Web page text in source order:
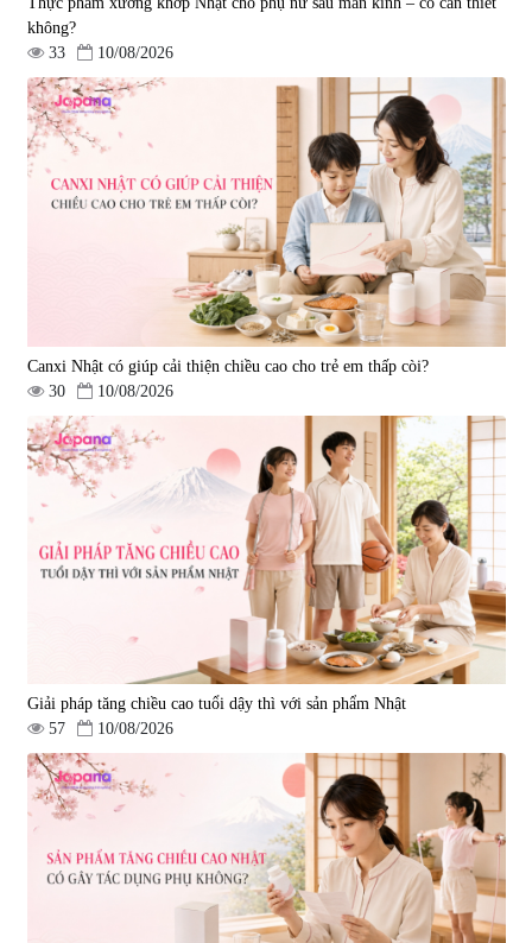
không?
33
10/08/2026
Canxi Nhật có giúp cải thiện chiều cao cho trẻ em thấp còi?
30
10/08/2026
Giải pháp tăng chiều cao tuổi dậy thì với sản phẩm Nhật
57
10/08/2026